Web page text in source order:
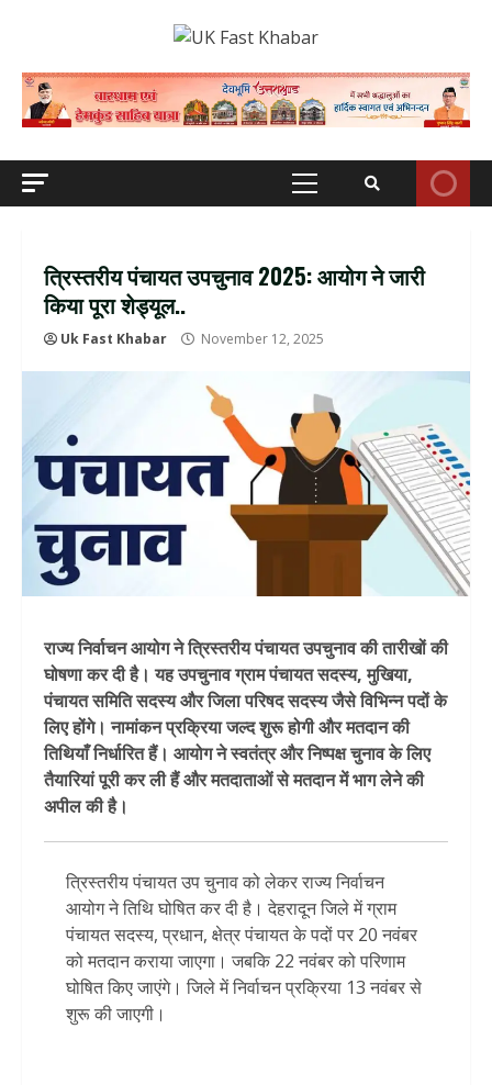
Primary
त्रिस्तरीय पंचायत उपचुनाव 2025: आयोग ने जारी
किया पूरा शेड्यूल..
Uk Fast Khabar November 12, 2025
राज्य निर्वाचन आयोग ने त्रिस्तरीय पंचायत उपचुनाव की तारीखों की
घोषणा कर दी है। यह उपचुनाव ग्राम पंचायत सदस्य, मुखिया,
पंचायत समिति सदस्य और जिला परिषद सदस्य जैसे विभिन्न पदों के
लिए होंगे। नामांकन प्रक्रिया जल्द शुरू होगी और मतदान की
तिथियाँ निर्धारित हैं। आयोग ने स्वतंत्र और निष्पक्ष चुनाव के लिए
तैयारियां पूरी कर ली हैं और मतदाताओं से मतदान में भाग लेने की
अपील की है।
त्रिस्तरीय पंचायत उप चुनाव को लेकर राज्य निर्वाचन
आयोग ने तिथि घोषित कर दी है। देहरादून जिले में ग्राम
पंचायत सदस्य, प्रधान, क्षेत्र पंचायत के पदों पर 20 नवंबर
को मतदान कराया जाएगा। जबकि 22 नवंबर को परिणाम
घोषित किए जाएंगे। जिले में निर्वाचन प्रक्रिया 13 नवंबर से
शुरू की जाएगी।